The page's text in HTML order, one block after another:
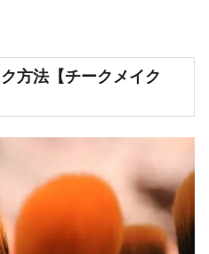
方法【チークメイク